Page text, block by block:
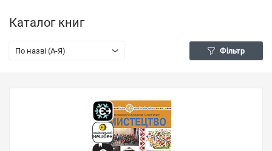
Каталог книг
По назві (A-Я) Фільтр